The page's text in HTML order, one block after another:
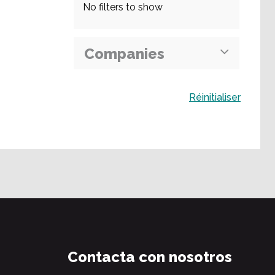
No filters to show
Companies
Réinitialiser
Contacta con nosotros